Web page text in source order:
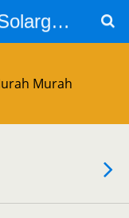
Jual Kaca Film 3M, Solargard, Cutting Sticker Sandblast
Murah